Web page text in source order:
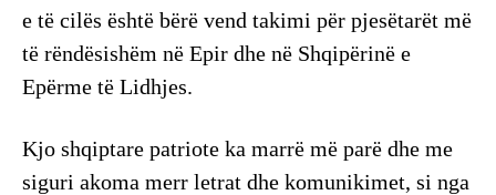
e të cilës është bërë vend takimi për pjesëtarët më
të rëndësishëm në Epir dhe në Shqipërinë e
Epërme të Lidhjes.
Kjo shqiptare patriote ka marrë më parë dhe me
siguri akoma merr letrat dhe komunikimet, si nga